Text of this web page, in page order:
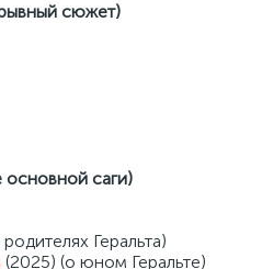
сюжет)
саги)
Геральта)
(2025) (о юном Геральте)